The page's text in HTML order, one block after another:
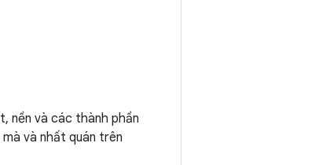
nền và các thành phần
và nhất quán trên